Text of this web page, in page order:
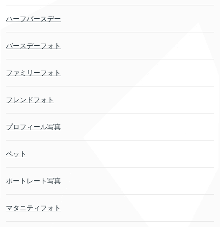
ハーフバースデー
バースデーフォト
ファミリーフォト
フレンドフォト
プロフィール写真
ペット
ポートレート写真
マタニティフォト